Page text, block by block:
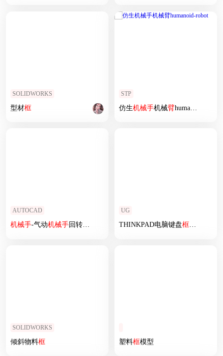
SOLIDWORKS
型材框
STP
仿生机械手机械臂humanoid-robot
AUTOCAD
机械手-气动机械手回转臂
UG
THINKPAD电脑键盘框铣KB
SOLIDWORKS
倾斜物料框 塑料框模型